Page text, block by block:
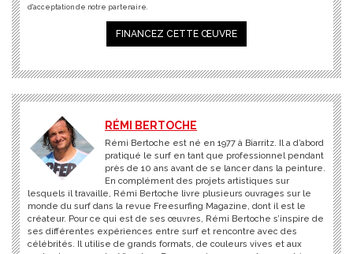
d'acceptation de notre partenaire.
FINANCEZ CETTE ŒUVRE
RÉMI BERTOCHE
Rémi Bertoche est né en 1977 à Biarritz. Il a d’abord
pratiqué le surf en tant que professionnel pendant
près de 10 ans avant de se lancer dans la peinture.
En complément des projets artistiques sur
lesquels il travaille, Rémi Bertoche livre plusieurs ouvrages sur le
monde du surf dans la revue Freesurfing Magazine, dont il est le
créateur. Pour ce qui est de ses œuvres, Rémi Bertoche s’inspire de
ses différentes expériences entre surf et rencontre avec des
célébrités. Il utilise de grands formats, de couleurs vives et aux